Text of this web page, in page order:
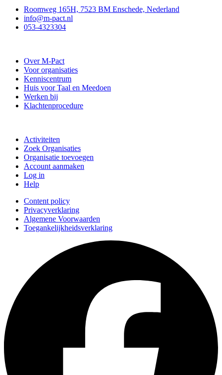
Roomweg 165H, 7523 BM Enschede, Nederland
info@m-pact.nl
053-4323304
Over M-Pact
Voor organisaties
Kenniscentrum
Huis voor Taal en Meedoen
Werken bij
Klachtenprocedure
Activiteiten
Zoek Organisaties
Organisatie toevoegen
Account aanmaken
Log in
Help
Content policy
Privacyverklaring
Algemene Voorwaarden
Toegankelijkheidsverklaring